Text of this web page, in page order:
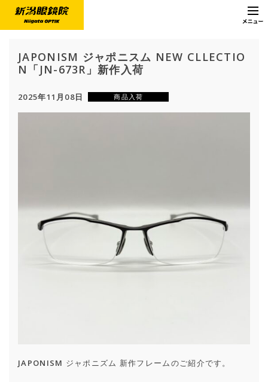
JAPONISM ジャポニスム NEW CLLECTIO
N「JN-673R」新作入荷
2025年11月08日 商品入荷
JAPONISM ジャポニズム 新作フレームのご紹介です。